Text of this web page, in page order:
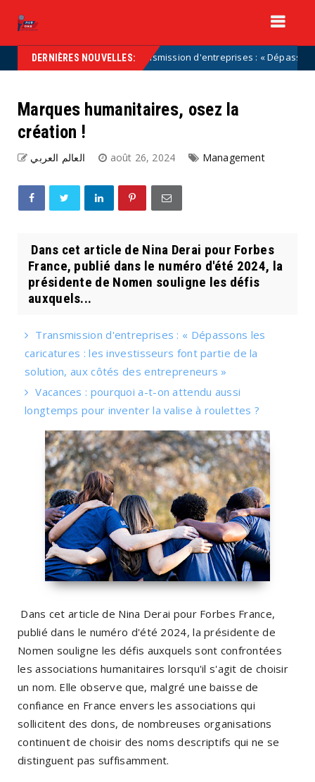
DERNIÈRES NOUVELLES:
Uncategorized Transmission d'entreprises : « Dépassons les
Marques humanitaires, osez la
création !
العالم العربي août 26, 2024 Management
Dans cet article de Nina Derai pour Forbes
France, publié dans le numéro d'été 2024, la
présidente de Nomen souligne les défis
auxquels...
Transmission d'entreprises : « Dépassons les
caricatures : les investisseurs font partie de la
solution, aux côtés des entrepreneurs »
Vacances : pourquoi a-t-on attendu aussi
longtemps pour inventer la valise à roulettes ?
Dans cet article de Nina Derai pour Forbes France,
publié dans le numéro d'été 2024, la présidente de
Nomen souligne les défis auxquels sont confrontées
les associations humanitaires lorsqu'il s'agit de choisir
un nom. Elle observe que, malgré une baisse de
confiance en France envers les associations qui
sollicitent des dons, de nombreuses organisations
continuent de choisir des noms descriptifs qui ne se
distinguent pas suffisamment.